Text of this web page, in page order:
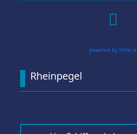

powered by Time.is
Rheinpegel